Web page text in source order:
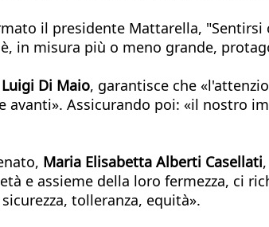
il presidente Mattarella,
in misura più o meno grande,
Luigi Di Maio, garantisce che
avanti». Assicurando poi: «il nostro
Maria Elisabetta Alberti Casellati
e assieme della loro fermezza, ci
tolleranza, equità».